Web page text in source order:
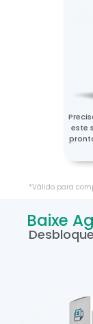
este
*Válido para
Baixe